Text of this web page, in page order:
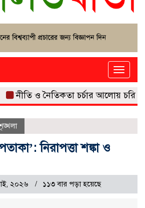
Toggle
নীতি ও নৈতিকতা চর্চার আলোয় চরিত্রের
নিরাপত্তা শঙ্কা ও
২০২৬ ১১৩ বার পড়া হয়েছে